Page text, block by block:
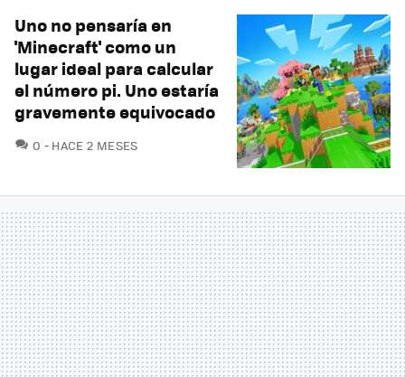
Uno no pensaría en
'Minecraft' como un
lugar ideal para calcular
el número pi. Uno estaría
gravemente equivocado
0 COMENTARIOS
HACE 2 MESES